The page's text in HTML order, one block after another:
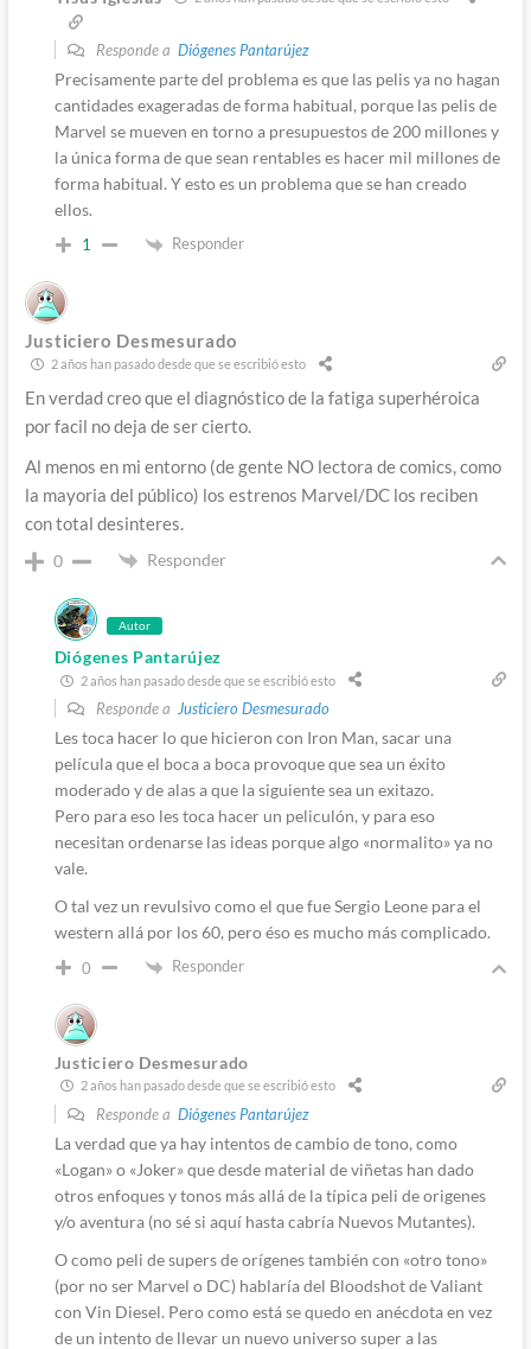
Responde a Diógenes Pantarújez
Precisamente parte del problema es que las pelis ya no hagan
cantidades exageradas de forma habitual, porque las pelis de
Marvel se mueven en torno a presupuestos de 200 millones y
la única forma de que sean rentables es hacer mil millones de
forma habitual. Y esto es un problema que se han creado
ellos.
1 Responder
Justiciero Desmesurado
2 años han pasado desde que se escribió esto
En verdad creo que el diagnóstico de la fatiga superhéroica
por facil no deja de ser cierto.
Al menos en mi entorno (de gente NO lectora de comics, como
la mayoria del público) los estrenos Marvel/DC los reciben
con total desinteres.
0 Responder
Autor
Diógenes Pantarújez
2 años han pasado desde que se escribió esto
Responde a Justiciero Desmesurado
Les toca hacer lo que hicieron con Iron Man, sacar una
película que el boca a boca provoque que sea un éxito
moderado y de alas a que la siguiente sea un exitazo.
Pero para eso les toca hacer un peliculón, y para eso
necesitan ordenarse las ideas porque algo «normalito» ya no
vale.
O tal vez un revulsivo como el que fue Sergio Leone para el
western allá por los 60, pero éso es mucho más complicado.
0 Responder
Justiciero Desmesurado
2 años han pasado desde que se escribió esto
Responde a Diógenes Pantarújez
La verdad que ya hay intentos de cambio de tono, como
«Logan» o «Joker» que desde material de viñetas han dado
otros enfoques y tonos más allá de la típica peli de origenes
y/o aventura (no sé si aquí hasta cabría Nuevos Mutantes).
O como peli de supers de orígenes también con «otro tono»
(por no ser Marvel o DC) hablaría del Bloodshot de Valiant
con Vin Diesel. Pero como está se quedo en anécdota en vez
de un intento de llevar un nuevo universo super a las